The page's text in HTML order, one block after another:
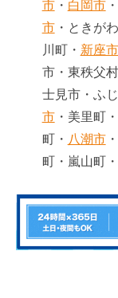
市・ 白岡市
市・ときがわ
川町・ 新座市
市・東秩父村
士見市・ふ
市・美里町
町・ 八潮市
町・嵐山町・